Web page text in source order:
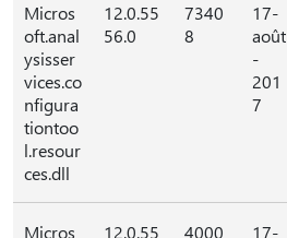
Micros
oft.anal
ysisser
vices.co
nfigura
tiontoo
l.resour
ces.dll
12.0.55
56.0
7340
8
17-
août
-
201
7
Micros
12.0.55
4000
17-